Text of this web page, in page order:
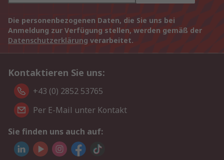
Die personenbezogenen Daten, die Sie uns bei
Anmeldung zur Verfügung stellen, werden gemäß der
Datenschutzerklärung verarbeitet.
Kontaktieren Sie uns:
+43 (0) 2852 53765
Per E-Mail unter Kontakt
Sie finden uns auch auf: